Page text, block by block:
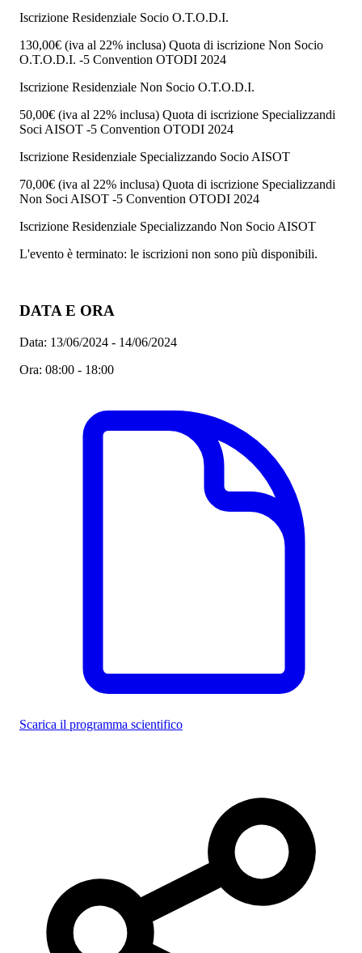
Iscrizione Residenziale Socio O.T.O.D.I.
130,00€ (iva al 22% inclusa) Quota di iscrizione Non Socio
O.T.O.D.I. -5 Convention OTODI 2024
Iscrizione Residenziale Non Socio O.T.O.D.I.
50,00€ (iva al 22% inclusa) Quota di iscrizione Specializzandi
Soci AISOT -5 Convention OTODI 2024
Iscrizione Residenziale Specializzando Socio AISOT
70,00€ (iva al 22% inclusa) Quota di iscrizione Specializzandi
Non Soci AISOT -5 Convention OTODI 2024
Iscrizione Residenziale Specializzando Non Socio AISOT
L'evento è terminato: le iscrizioni non sono più disponibili.
DATA E ORA
Data: 13/06/2024 - 14/06/2024
Ora: 08:00 - 18:00
Scarica il programma scientifico